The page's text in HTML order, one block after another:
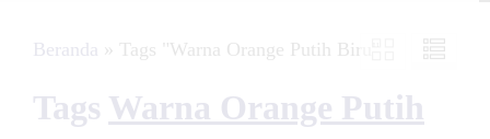
Beranda » Tags "Warna Orange Putih Biru"
Tags Warna Orange Putih